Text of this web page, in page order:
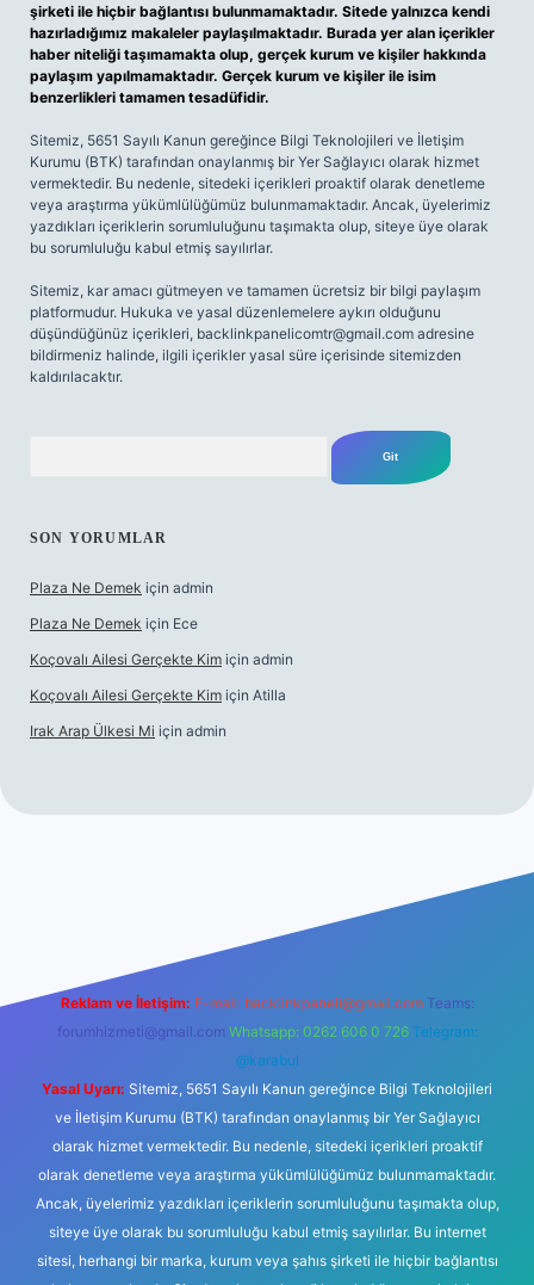
şirketi ile hiçbir bağlantısı bulunmamaktadır. Sitede yalnızca kendi
hazırladığımız makaleler paylaşılmaktadır. Burada yer alan içerikler
haber niteliği taşımamakta olup, gerçek kurum ve kişiler hakkında
paylaşım yapılmamaktadır. Gerçek kurum ve kişiler ile isim
benzerlikleri tamamen tesadüfidir.
Sitemiz, 5651 Sayılı Kanun gereğince Bilgi Teknolojileri ve İletişim
Kurumu (BTK) tarafından onaylanmış bir Yer Sağlayıcı olarak hizmet
vermektedir. Bu nedenle, sitedeki içerikleri proaktif olarak denetleme
veya araştırma yükümlülüğümüz bulunmamaktadır. Ancak, üyelerimiz
yazdıkları içeriklerin sorumluluğunu taşımakta olup, siteye üye olarak
bu sorumluluğu kabul etmiş sayılırlar.
Sitemiz, kar amacı gütmeyen ve tamamen ücretsiz bir bilgi paylaşım
platformudur. Hukuka ve yasal düzenlemelere aykırı olduğunu
düşündüğünüz içerikleri, backlinkpanelicomtr@gmail.com adresine
bildirmeniz halinde, ilgili içerikler yasal süre içerisinde sitemizden
kaldırılacaktır.
SON YORUMLAR
Plaza Ne Demek için admin
Plaza Ne Demek için Ece
Koçovalı Ailesi Gerçekte Kim için admin
Koçovalı Ailesi Gerçekte Kim için Atilla
Irak Arap Ülkesi Mi için admin
Reklam ve İletişim: E-mail: backlinkpaneli@gmail.com Teams:
forumhizmeti@gmail.com Whatsapp: 0262 606 0 726 Telegram:
@karabul
Yasal Uyarı: Sitemiz, 5651 Sayılı Kanun gereğince Bilgi Teknolojileri
ve İletişim Kurumu (BTK) tarafından onaylanmış bir Yer Sağlayıcı
olarak hizmet vermektedir. Bu nedenle, sitedeki içerikleri proaktif
olarak denetleme veya araştırma yükümlülüğümüz bulunmamaktadır.
Ancak, üyelerimiz yazdıkları içeriklerin sorumluluğunu taşımakta olup,
siteye üye olarak bu sorumluluğu kabul etmiş sayılırlar. Bu internet
sitesi, herhangi bir marka, kurum veya şahıs şirketi ile hiçbir bağlantısı